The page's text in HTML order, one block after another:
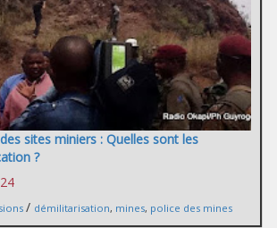
sites miniers : Quelles sont les
?
/ démilitarisation, mines, police des mines